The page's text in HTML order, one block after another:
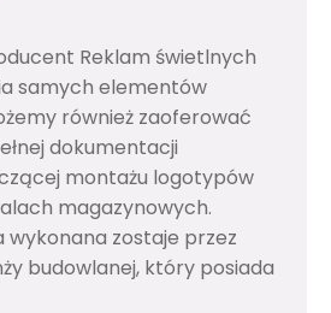
Reklam świetlnych
samych elementów
również zaoferować
dokumentacji
montażu logotypów
magazynowych.
zostaje przez
budowlanej, który posiada